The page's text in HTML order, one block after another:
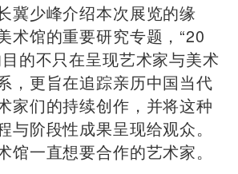
冀少峰介绍本次展览的缘
术馆的重要研究专题，“20
的不只在呈现艺术家与美术
，更旨在追踪亲历中国当代
家们的持续创作，并将这种
与阶段性成果呈现给观众。
馆一直想要合作的艺术家。